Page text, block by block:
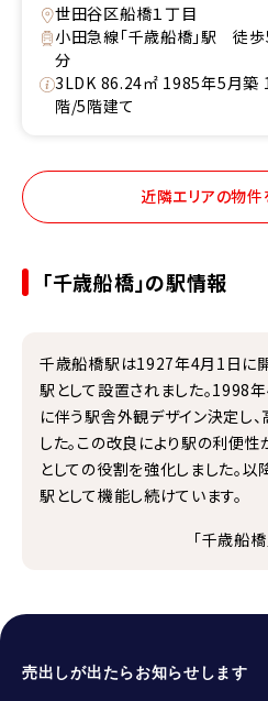
世田谷区船橋１丁目
小田急線「千歳船橋」駅 徒
分
3LDK 86.24㎡ 1985年5月築
階/5階建て
近隣エリアの物件
「千歳船橋」の駅情報
千歳船橋駅は1927年4月1日に
駅として設置されました。1998
に伴う駅舎外観デザイン決定し
した。この改良により駅の利便
としての役割を強化しました。
駅として機能し続けています。
「千歳船
売出しが出たらお知らせします